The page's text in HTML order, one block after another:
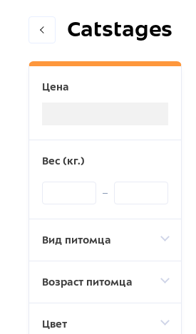
Catstages
Цена
Вес (кг.)
Вид питомца
Возраст питомца
Цвет